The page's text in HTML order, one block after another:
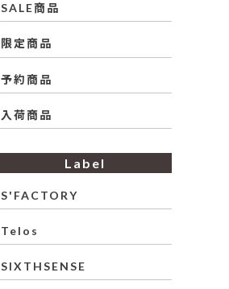
SALE商品
限定商品
予約商品
入荷商品
Label
S'FACTORY
Telos
SIXTHSENSE